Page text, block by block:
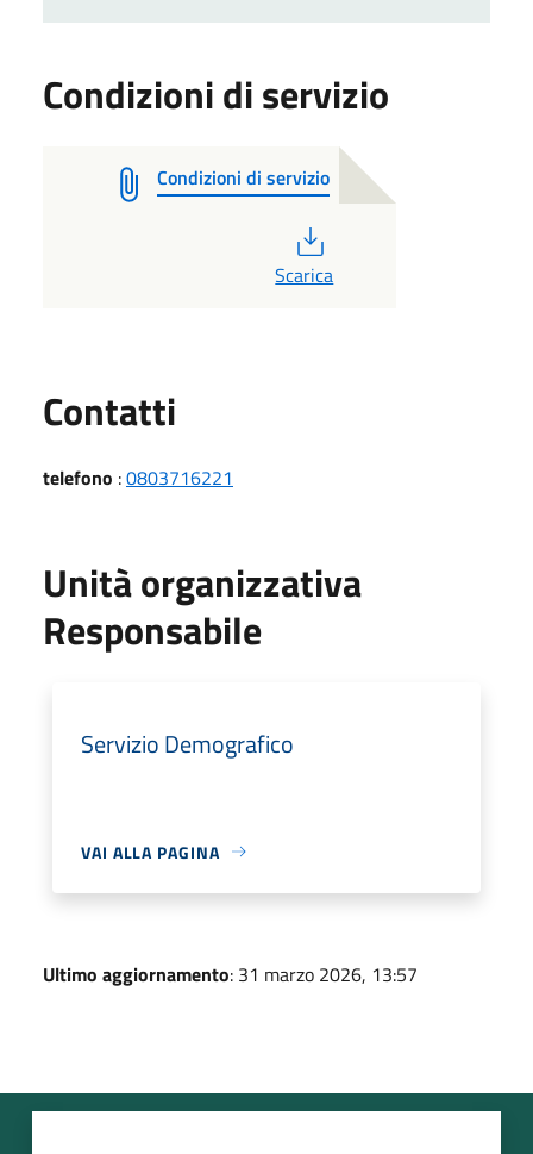
Condizioni di servizio
Condizioni di servizio
Scarica
Contatti
telefono :0803716221
Unità organizzativa
Responsabile
Servizio Demografico
VAI ALLA PAGINA
Ultimo aggiornamento: 31 marzo 2026, 13:57